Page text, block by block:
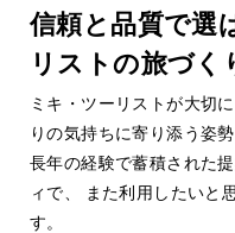
01 営業品
信頼と品質で選
リストの旅づく
ミキ・ツーリストが大切
りの気持ちに寄り添う姿勢
長年の経験で蓄積された
ィで、 また利用したいと
す。